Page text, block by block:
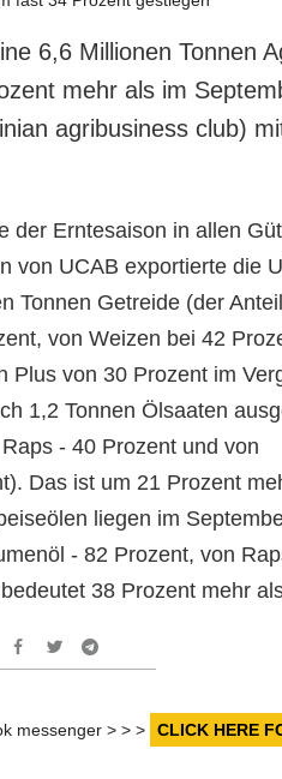
6,6 Millionen Tonnen
mehr als im
agribusiness club)
der Erntesaison in allen
von UCAB exportierte die
Tonnen Getreide (der
von Weizen bei 42
Plus von 30 Prozent im
1,2 Tonnen Ölsaaten
- 40 Prozent und von
Das ist um 21 Prozent
liegen im
- 82 Prozent, von
38 Prozent mehr
messenger > > > CLICK HERE